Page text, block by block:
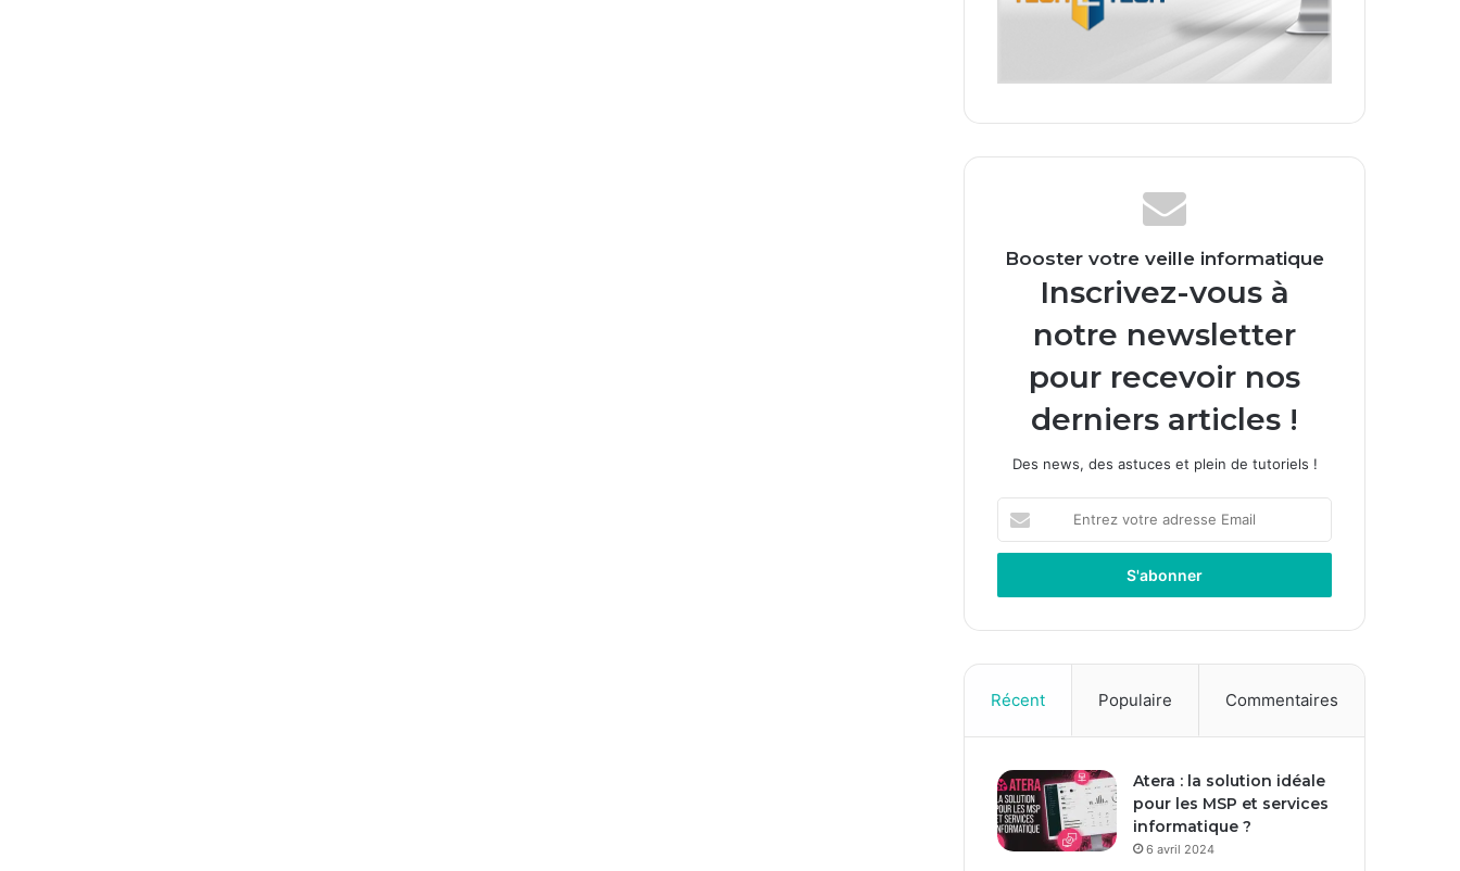
Booster votre veille informatique
Inscrivez-vous à
notre newsletter
pour recevoir nos
derniers articles !
Des news, des astuces et plein de tutoriels !
t
e
o
t
e
d
r
e
s
Récent Populaire Commentaires
Atera : la solution idéale
pour les MSP et services
informatique ?
6 avril 2024